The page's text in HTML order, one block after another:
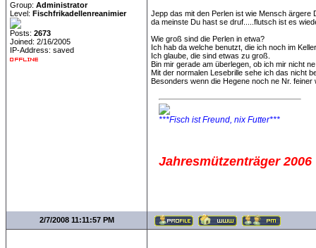
Group: Administrator
Level: Fischfrikadellenreanimier
Posts: 2673
Joined: 2/16/2005
IP-Address: saved
Jepp das mit den Perlen ist wie Mensch ärgere
da meinste Du hast se druf.....flutsch ist es
Wie groß sind die Perlen in etwa?
Ich hab da welche benutzt, die ich noch im
Ich glaube, die sind etwas zu groß.
Bin mir gerade am überlegen, ob ich mir nicht
Mit der normalen Lesebrille sehe ich das nicht
Besonders wenn die Hegene noch ne Nr. feiner
***Fisch ist Freund, nix Futter***
Jahresmützenträger 2006
2/7/2008 11:11:57 PM